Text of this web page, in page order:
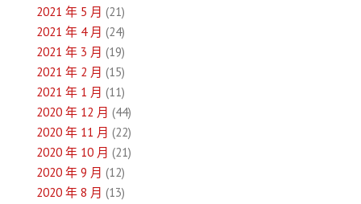
2021 年 5 月 (21)
2021 年 4 月 (24)
2021 年 3 月 (19)
2021 年 2 月 (15)
2021 年 1 月 (11)
2020 年 12 月 (44)
2020 年 11 月 (22)
2020 年 10 月 (21)
2020 年 9 月 (12)
2020 年 8 月 (13)